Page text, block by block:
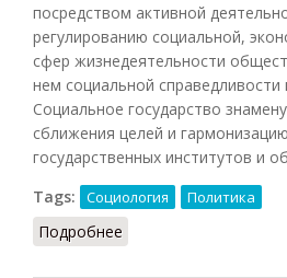
посредством активной
регулированию социальной,
сфер жизнедеятельности
нем социальной справедливости
Социальное государство
сближения целей и
государственных институтов и
Tags:
Социология Политика
Подробнее